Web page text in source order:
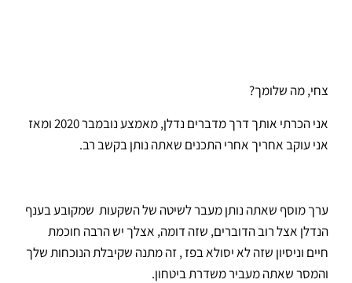
צחי, מה שלומך?
אני הכרתי אותך דרך מדברים נדלן, מאמצע נובמבר 2020 ומאז
אני עוקב אחריך אחרי התכנים שאתה נותן בקשב רב.
ערך מוסף שאתה נותן מעבר לשיטה של השקעות שמקובע בענף
הנדלן אצל רוב הדוברים, שזה דומה, אצלך יש הרבה חוכמת
חיים וניסיון שזה לא יסולא בפז , זה מתנה שקיבלת הנוכחות שלך
והמסר שאתה מעביר משדרת ביטחון.